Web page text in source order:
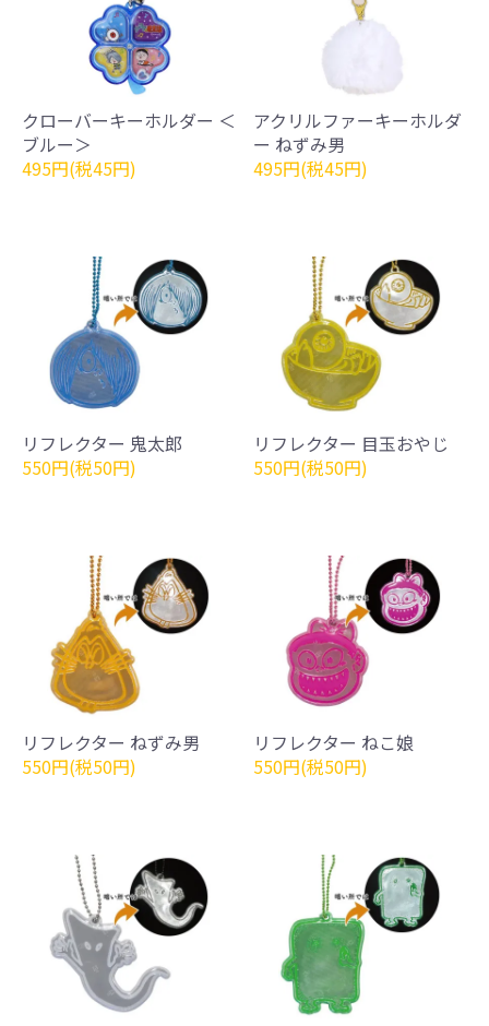
クローバーキーホルダー ＜
ブルー＞
495円(税45円)
アクリルファーキーホルダ
ー ねずみ男
495円(税45円)
リフレクター 鬼太郎
550円(税50円)
リフレクター 目玉おやじ
550円(税50円)
リフレクター ねずみ男
550円(税50円)
リフレクター ねこ娘
550円(税50円)